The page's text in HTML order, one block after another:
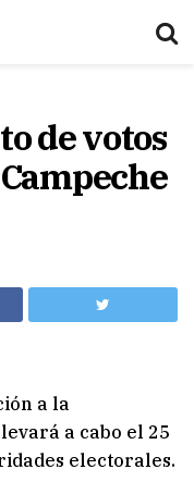
de votos
a la
a cabo el 25
electorales.